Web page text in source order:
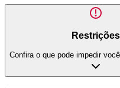
Restrições
Confira o que pode impedir